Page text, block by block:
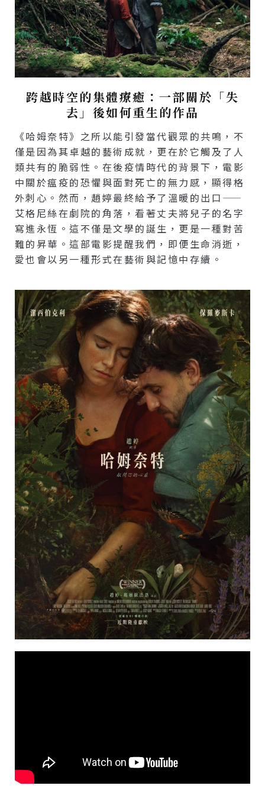
跨越時空的集體療癒：一部關於「失
去」後如何重生的作品
《哈姆奈特》之所以能引發當代觀眾的共鳴，不
僅是因為其卓越的藝術成就，更在於它觸及了人
類共有的脆弱性。在後疫情時代的背景下，電影
中關於瘟疫的恐懼與面對死亡的無力感，顯得格
外刺心。然而，趙婷最終給予了溫暖的出口——
艾格尼絲在劇院的角落，看著丈夫將兒子的名字
寫進永恆。這不僅是文學的誕生，更是一種對苦
難的昇華。這部電影提醒我們，即便生命消逝，
愛也會以另一種形式在藝術與記憶中存續。